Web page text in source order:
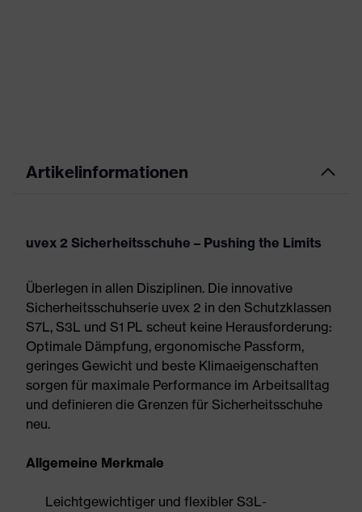
Artikelinformationen
uvex 2 Sicherheitsschuhe – Pushing the Limits
Überlegen in allen Disziplinen. Die innovative
Sicherheitsschuhserie uvex 2 in den Schutzklassen
S7L, S3L und S1 PL scheut keine Herausforderung:
Optimale Dämpfung, ergonomische Passform,
geringes Gewicht und beste Klimaeigenschaften
sorgen für maximale Performance im Arbeitsalltag
und definieren die Grenzen für Sicherheitsschuhe
neu.
Allgemeine Merkmale
Leichtgewichtiger und flexibler S3L-